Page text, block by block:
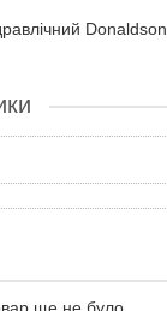
Donaldson